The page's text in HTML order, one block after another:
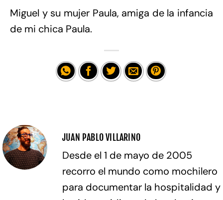
Miguel y su mujer Paula, amiga de la infancia
de mi chica Paula.
JUAN PABLO VILLARINO
Desde el 1 de mayo de 2005
recorro el mundo como mochilero
para documentar la hospitalidad y